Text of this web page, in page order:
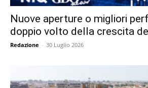
Nuove aperture o migliori
doppio volto della crescita
Redazione - 30 Luglio 2026